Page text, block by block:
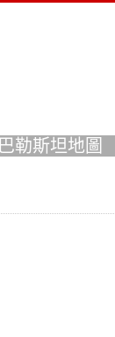
巴勒斯坦地圖